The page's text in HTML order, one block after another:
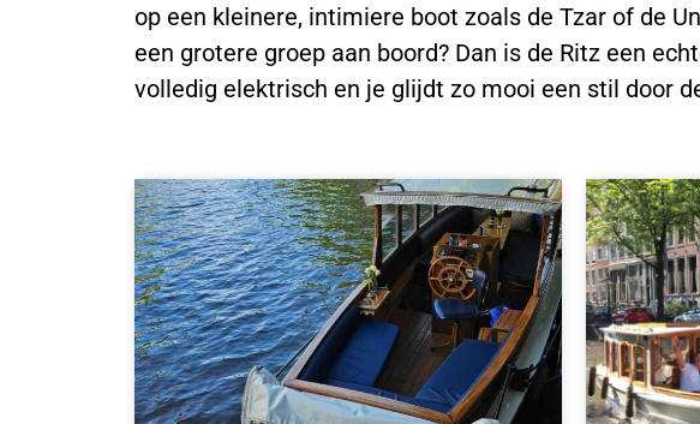
op een kleinere, intimiere boot zoals de Tzar of de
een grotere groep aan boord? Dan is de Ritz een
volledig elektrisch en je glijdt zo mooi een stil door